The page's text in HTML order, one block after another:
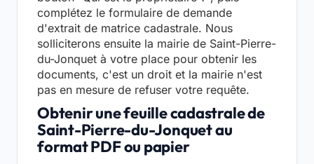
complétez le formulaire de demande
d'extrait de matrice cadastrale. Nous
solliciterons ensuite la mairie de Saint-Pierre-
du-Jonquet à votre place pour obtenir les
documents, c'est un droit et la mairie n'est
pas en mesure de refuser votre requête.
Obtenir une feuille cadastrale de
Saint-Pierre-du-Jonquet au
format PDF ou papier